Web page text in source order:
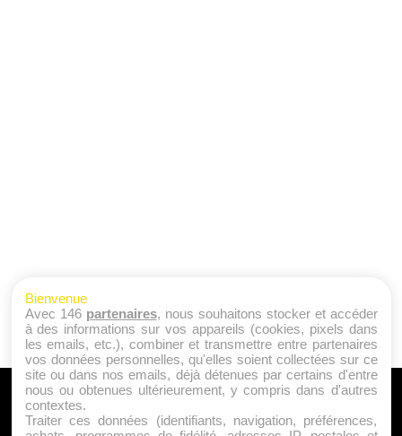
A PROPOS
Qui sommes nous ?
Bienvenue
Avec 146 partenaires, nous souhaitons stocker et accéder
à des informations sur vos appareils (cookies, pixels dans
les emails, etc.), combiner et transmettre entre partenaires
vos données personnelles, qu'elles soient collectées sur ce
site ou dans nos emails, déjà détenues par certains d'entre
nous ou obtenues ultérieurement, y compris dans d'autres
contextes.
Traiter ces données (identifiants, navigation, préférences,